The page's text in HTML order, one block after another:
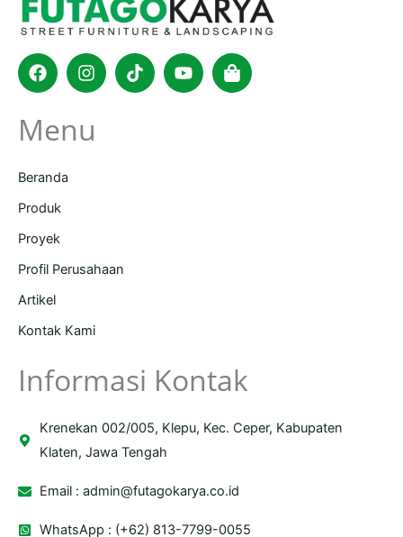
FacebookInstagram
TiktokYoutubeShopping-
bag
Menu
Beranda
Produk
Proyek
Profil Perusahaan
Artikel
Kontak Kami
Informasi Kontak
Krenekan 002/005, Klepu, Kec. Ceper, Kabupaten
Klaten, Jawa Tengah
Email :admin@futagokarya.co.id
WhatsApp : (+62) 813-7799-0055